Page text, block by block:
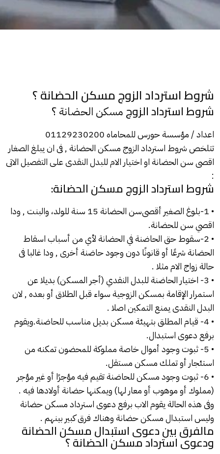
شروط استرداد الزوج مسكن الحضانة ؟
شروط استرداد الزوج مسكن الحضانة؟
اعداد / مؤسسة حورس للمحاماه 01129230200
تتلخص شروط استرداد الزوجمسكن الحضانة, فى ان يبلغ الصغار
اقصى سن الحضانة او اختيار الام للبدل النقدى على التفصيل الاتى
:
شروط استرداد الزوج مسكن الحضانة:
• 1-بلوغ الصغير أقصى سن الحضانة
15 سنة للولد، والبنت , ودا
اقصي سن للحضانة.
• 2-سقوط حق الحاضنة في
الحضانةلأي من أسباب اسقاط
الحضانة شرعًا أو قانونًا دون وجود حاضنة أخرى , ودا غالبا فى
حالة زواج الام مثلا .
• 3- اختيار الحاضنة للبدل النقدي (أجر المسكن) بديلا عن
استمرار الإقامةبمسكن الزوجيةسواء قبل الطلاق أو بعده , لان
البدل النقدى يمنع التمكين اصلا .
• 4- قيام المطلق بتهيئة مسكن بديل مناسب
للحاضنة.ويقوم
برفع دعوى استبدال.
• 5- ثبوت وجود أموال خاصة مملوكة للمحضون تمكنه من
استئجار أو تملك مسكن مستقل.
• 6- ثبوت وجود مسكن للحاضنة تقيم فيه مؤجرًا أو غير مؤجر
(مملوك أو موهوب أو معار لها) ويمكنها حضانة أولادها فيه .
وفى هذه الحالة يقوم الاب برفع دعوى استرداد مسكن حضانة
وليس استبدال مسكن حضانة وهناك فرق كبير بينهم .
مالفرق بين دعوى استبدال مسكن الحضانة
ودعوى استرداد مسكن الحضانة ؟